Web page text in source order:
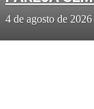
4 de agosto de 2026